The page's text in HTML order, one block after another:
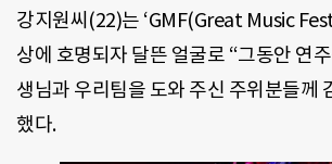
강지원씨(22)는 ‘GMF(Great Music
상에 호명되자 달뜬 얼굴로 “그동안 연
생님과 우리팀을 도와 주신 주위분들께
했다.